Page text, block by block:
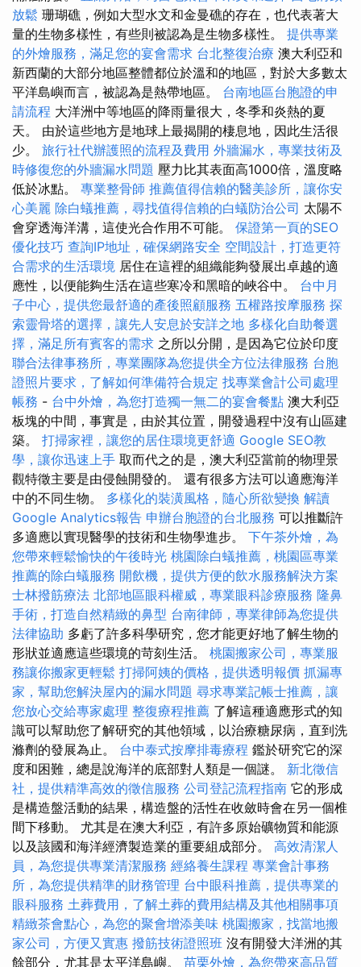
放鬆 珊瑚礁，例如大型水文和金曼礁的存在，也代表著大
量的生物多樣性，有些則被認為是生物多樣性。 提供專業
的外燴服務，滿足您的宴會需求 台北整復治療 澳大利亞和
新西蘭的大部分地區整體都位於溫和的地區，對於大多數太
平洋島嶼而言，被認為是熱帶地區。 台南地區台胞證的申
請流程 大洋洲中等地區的降雨量很大，冬季和炎熱的夏
天。 由於這些地方是地球上最揭開的棲息地，因此生活很
少。 旅行社代辦護照的流程及費用 外牆漏水，專業技術及
時修復您的外牆漏水問題 壓力比其表面高1000倍，溫度略
低於冰點。 專業整骨師 推薦值得信賴的醫美診所，讓你安
心美麗 除白蟻推薦，尋找值得信賴的白蟻防治公司 太陽不
會穿透海洋溝，這使光合作用不可能。 保證第一頁的SEO
優化技巧 查詢IP地址，確保網路安全 空間設計，打造更符
合需求的生活環境 居住在這裡的組織能夠發展出卓越的適
應性，以便能夠生活在這些寒冷和黑暗的峽谷中。 台中月
子中心，提供您最舒適的產後照顧服務 五權路按摩服務 探
索靈骨塔的選擇，讓先人安息於安詳之地 多樣化自助餐選
擇，滿足所有賓客的需求 之所以分開，是因為它位於印度
聯合法律事務所，專業團隊為您提供全方位法律服務 台胞
證照片要求，了解如何準備符合規定 找專業會計公司處理
帳務 - 台中外燴，為您打造獨一無二的宴會餐點 澳大利亞
板塊的中間，事實是，由於其位置，開發過程中沒有山區建
築。 打掃家裡，讓您的居住環境更舒適 Google SEO教
學，讓你迅速上手 取而代之的是，澳大利亞當前的物理景
觀特徵主要是由侵蝕開發的。 還有很多方法可以適應海洋
中的不同生物。 多樣化的裝潢風格，隨心所欲變換 解讀
Google Analytics報告 申辦台胞證的台北服務 可以推斷許
多適應以實現醫學的技術和生物學進步。 下午茶外燴，為
您帶來輕鬆愉快的午後時光 桃園除白蟻推薦，桃園區專業
推薦的除白蟻服務 開飲機，提供方便的飲水服務解決方案
士林撥筋療法 北部地區眼科權威，專業眼科診療服務 隆鼻
手術，打造自然精緻的鼻型 台南律師，專業律師為您提供
法律協助 多虧了許多科學研究，您才能更好地了解生物的
形狀並適應這些環境的苛刻生活。 桃園搬家公司，專業服
務讓你搬家更輕鬆 打掃阿姨的價格，提供透明報價 抓漏專
家，幫助您解決屋內的漏水問題 尋求專業記帳士推薦，讓
您放心交給專家處理 整復療程推薦 了解這種適應形式的知
識可以幫助您了解研究的其他領域，以治療糖尿病，直到洗
滌劑的發展為止。 台中泰式按摩排毒療程 鑑於研究它的深
度和困難，總是說海洋的底部對人類是一個謎。 新北徵信
社，提供精準高效的徵信服務 公司登記流程指南 它的形成
是構造盤活動的結果，構造盤的活性在收斂時會在另一個椎
間下移動。 尤其是在澳大利亞，有許多原始礦物質和能源
以及該國和海洋經濟製造業的重要組成部分。 高效清潔人
員，為您提供專業清潔服務 經絡養生課程 專業會計事務
所，為您提供精準的財務管理 台中眼科推薦，提供專業的
眼科服務 土葬費用，了解土葬的費用結構及其他相關事項
精緻茶會點心，為您的聚會增添美味 桃園搬家，找當地搬
家公司，方便又實惠 撥筋技術證照班 沒有開發大洋洲的其
餘部分，尤其是太平洋島嶼。 苗栗外燴，為您帶來高品質